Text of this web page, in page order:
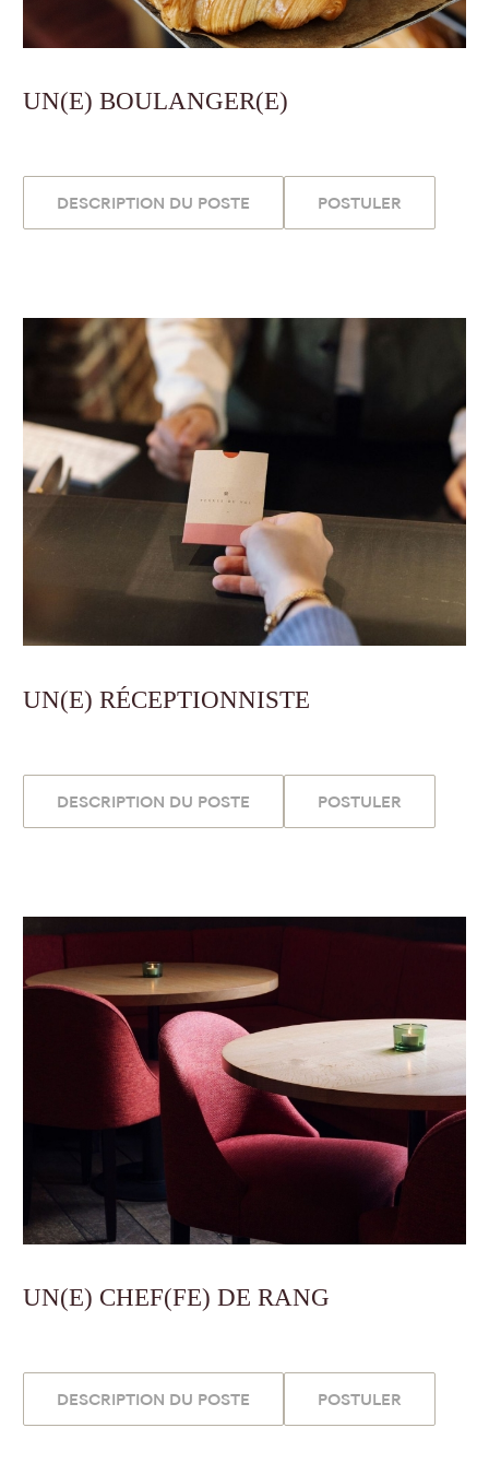
UN(E) BOULANGER(E)
DESCRIPTION DU POSTE POSTULER
UN(E) RÉCEPTIONNISTE
DESCRIPTION DU POSTE POSTULER
UN(E) CHEF(FE) DE RANG
DESCRIPTION DU POSTE POSTULER